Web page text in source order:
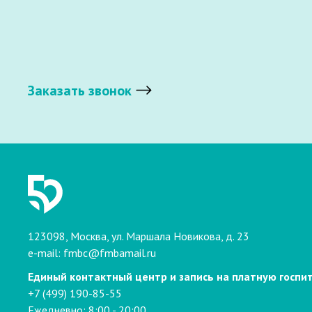
Заказать звонок
123098, Москва, ул. Маршала Новикова, д. 23
e-mail: fmbc@fmbamail.ru
Единый контактный центр и запись на платную
+7 (499) 190-85-55